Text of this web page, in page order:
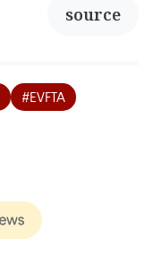
source
#EVFTA